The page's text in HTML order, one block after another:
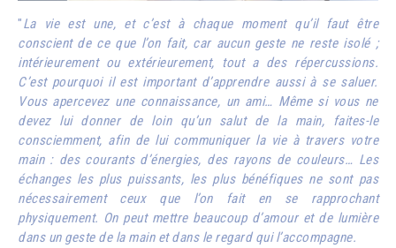
"La vie est une, et c’est à chaque moment qu’il faut être
conscient de ce que l’on fait, car aucun geste ne reste isolé ;
intérieurement ou extérieurement, tout a des répercussions.
C’est pourquoi il est important d’apprendre aussi à se saluer.
Vous apercevez une connaissance, un ami… Même si vous ne
devez lui donner de loin qu’un salut de la main, faites-le
consciemment, afin de lui communiquer la vie à travers votre
main : des courants d’énergies, des rayons de couleurs… Les
échanges les plus puissants, les plus bénéfiques ne sont pas
nécessairement ceux que l’on fait en se rapprochant
physiquement. On peut mettre beaucoup d’amour et de lumière
dans un geste de la main et dans le regard qui l’accompagne.